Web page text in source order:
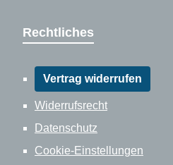
Rechtliches
Vertrag widerrufen
Widerrufsrecht
Datenschutz
Cookie-Einstellungen